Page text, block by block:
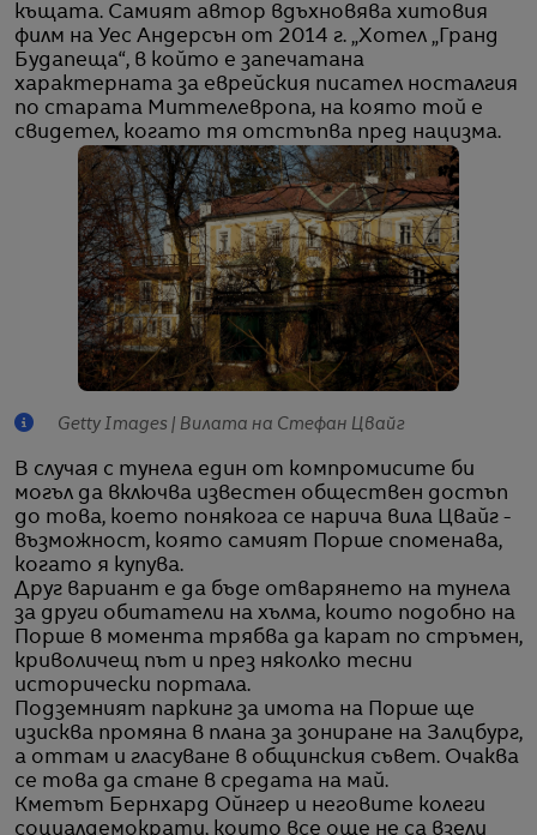
къщата. Самият автор вдъхновява хитовия
филм на Уес Андерсън от 2014 г. „Хотел „Гранд
Будапеща“, в който е запечатана
характерната за еврейския писател носталгия
по старата Миттелевропа, на която той е
свидетел, когато тя отстъпва пред нацизма.
Getty Images | Вилата на Стефан Цвайг
В случая с тунела един от компромисите би
могъл да включва известен обществен достъп
до това, което понякога се нарича вила Цвайг -
възможност, която самият Порше споменава,
когато я купува.
Друг вариант е да бъде отварянето на тунела
за други обитатели на хълма, които подобно на
Порше в момента трябва да карат по стръмен,
криволичещ път и през няколко тесни
исторически портала.
Подземният паркинг за имота на Порше ще
изисква промяна в плана за зониране на Залцбург,
а оттам и гласуване в общинския съвет. Очаква
се това да стане в средата на май.
Кметът Бернхард Ойнгер и неговите колеги
социалдемократи, които все още не са взели